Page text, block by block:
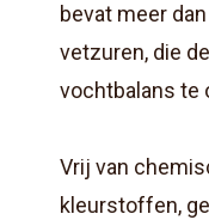
bevat meer
vetzuren, die
vochtbalans te
Vrij van
kleurstoffen,